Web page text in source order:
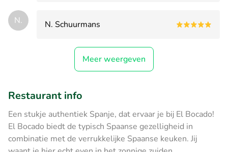
N. N. Schuurmans
Meer weergeven
Restaurant info
Een stukje authentiek Spanje, dat ervaar je bij El Bocado!
El Bocado biedt de typisch Spaanse gezelligheid in
combinatie met de verrukkelijke Spaanse keuken. Jij